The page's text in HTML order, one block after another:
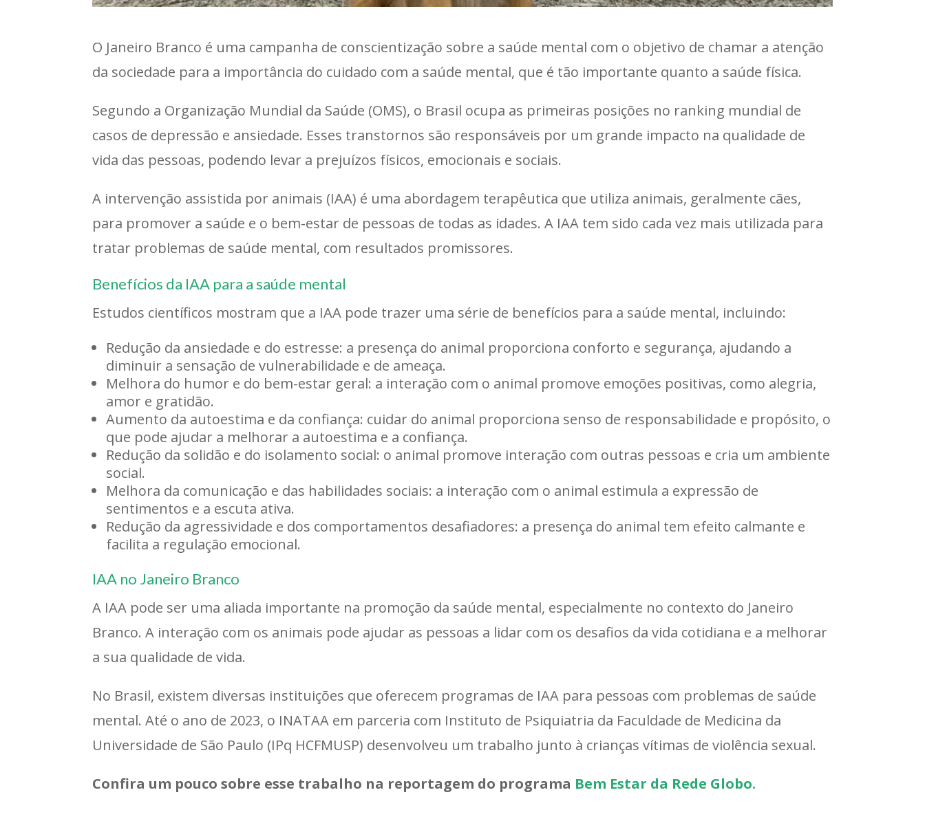
O Janeiro Branco é uma campanha de conscientização sobre a saúde mental com o objetivo de chamar a atenção
da sociedade para a importância do cuidado com a saúde mental, que é tão importante quanto a saúde física.
Segundo a Organização Mundial da Saúde (OMS), o Brasil ocupa as primeiras posições no ranking mundial de
casos de depressão e ansiedade. Esses transtornos são responsáveis por um grande impacto na qualidade de
vida das pessoas, podendo levar a prejuízos físicos, emocionais e sociais.
A intervenção assistida por animais (IAA) é uma abordagem terapêutica que utiliza animais, geralmente cães,
para promover a saúde e o bem-estar de pessoas de todas as idades. A IAA tem sido cada vez mais utilizada para
tratar problemas de saúde mental, com resultados promissores.
Benefícios da IAA para a saúde mental
Estudos científicos mostram que a IAA pode trazer uma série de benefícios para a saúde mental, incluindo:
Redução da ansiedade e do estresse: a presença do animal proporciona conforto e segurança, ajudando a
diminuir a sensação de vulnerabilidade e de ameaça.
Melhora do humor e do bem-estar geral: a interação com o animal promove emoções positivas, como alegria,
amor e gratidão.
Aumento da autoestima e da confiança: cuidar do animal proporciona senso de responsabilidade e propósito, o
que pode ajudar a melhorar a autoestima e a confiança.
Redução da solidão e do isolamento social: o animal promove interação com outras pessoas e cria um ambiente
social.
Melhora da comunicação e das habilidades sociais: a interação com o animal estimula a expressão de
sentimentos e a escuta ativa.
Redução da agressividade e dos comportamentos desafiadores: a presença do animal tem efeito calmante e
facilita a regulação emocional.
IAA no Janeiro Branco
A IAA pode ser uma aliada importante na promoção da saúde mental, especialmente no contexto do Janeiro
Branco. A interação com os animais pode ajudar as pessoas a lidar com os desafios da vida cotidiana e a melhorar
a sua qualidade de vida.
No Brasil, existem diversas instituições que oferecem programas de IAA para pessoas com problemas de saúde
mental. Até o ano de 2023, o INATAA em parceria com Instituto de Psiquiatria da Faculdade de Medicina da
Universidade de São Paulo (IPq HCFMUSP) desenvolveu um trabalho junto à crianças vítimas de violência sexual.
Confira um pouco sobre esse trabalho na reportagem do programa Bem Estar da Rede Globo.